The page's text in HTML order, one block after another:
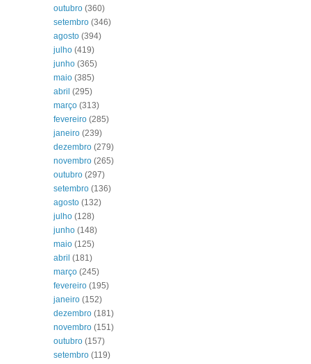
outubro (360)
setembro (346)
agosto (394)
julho (419)
junho (365)
maio (385)
abril (295)
março (313)
fevereiro (285)
janeiro (239)
dezembro (279)
novembro (265)
outubro (297)
setembro (136)
agosto (132)
julho (128)
junho (148)
maio (125)
abril (181)
março (245)
fevereiro (195)
janeiro (152)
dezembro (181)
novembro (151)
outubro (157)
setembro (119)